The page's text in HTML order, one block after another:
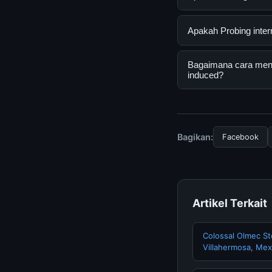
Probing internal
mengunjungi situs
Apakah Probing
Ya, Probing
Tidak ada biaya
disediakan.
Bagaimana cara
induced?
terkini dan
Bagikan: Facebook
Artikel Terkait
Colossal Olmec
Villahermosa,